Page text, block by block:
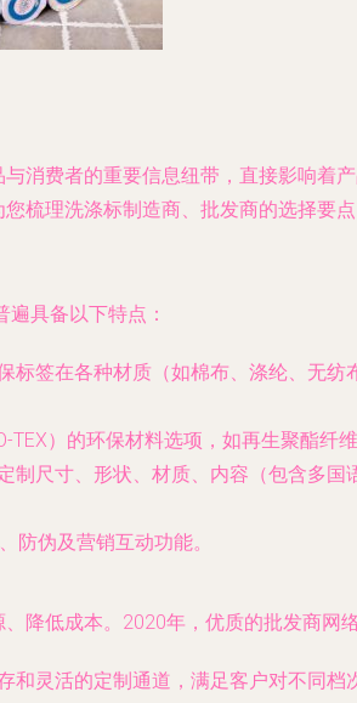
消费者的重要信息纽带，直接影响着
梳理洗涤标制造商、批发商的选择要
具备以下特点：
标签在各种材质（如棉布、涤纶、无
）的环保材料选项，如再生聚酯纤
制尺寸、形状、材质、内容（包含多
防伪及营销互动功能。
降低成本。2020年，优质的批发商网
灵活的定制通道，满足客户对不同档